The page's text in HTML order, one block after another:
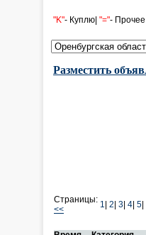
"K"- Куплю| "="- Прочее
Разместить
Страницы:
<<
1 2 3 4 5